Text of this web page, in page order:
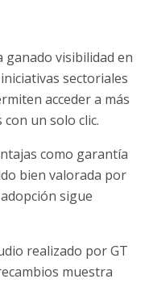
ganado visibilidad en
sectoriales
acceder a más
un solo clic.
como garantía
bien valorada por
sigue
realizado por GT
muestra